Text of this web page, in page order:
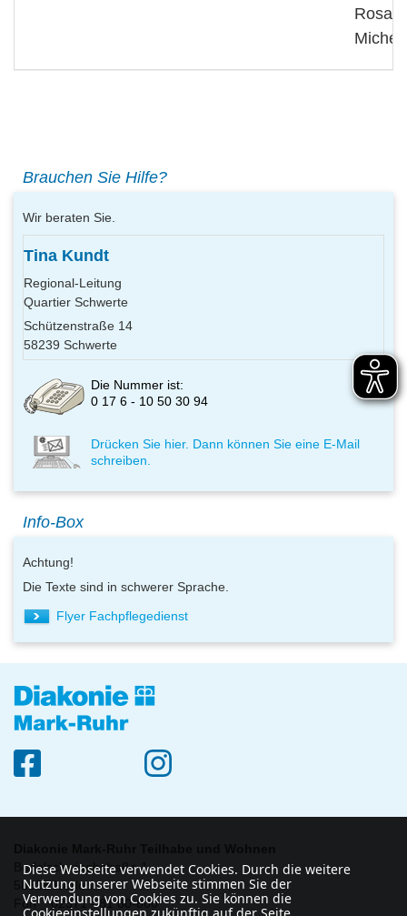
Brauchen Sie Hilfe?
Wir beraten Sie.
Tina Kundt
Regional-Leitung
Quartier Schwerte
Schützenstraße 14
58239 Schwerte
Die Nummer ist:
0 17 6 - 10 50 30 94
Drücken Sie hier. Dann können Sie eine E-Mail
schreiben.
Info-Box
Achtung!
Die Texte sind in schwerer Sprache.
Flyer Fachpflegedienst
Bodelschwinghstraße 1
58638 Iserlohn
Fon 02371 - 81 80-800
Diese Webseite verwendet Cookies. Durch die weitere
Nutzung unserer Webseite stimmen Sie der
Verwendung von Cookies zu. Sie können die